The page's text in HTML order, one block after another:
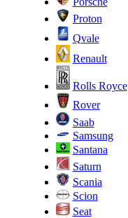
Proton
Qvale
Renault
Rolls Royce
Rover
Saab
Samsung
Santana
Saturn
Scania
Scion
Seat